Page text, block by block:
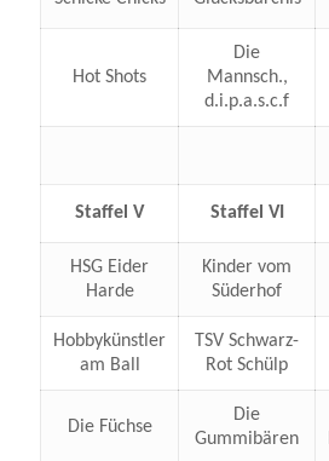
Hot Shots
Die
Mannsch.,
d.i.p.a.s.c.f
Staffel V Staffel VI
HSG Eider
Harde
Kinder vom
Süderhof
Hobbykünstler
am Ball
TSV Schwarz-
Rot Schülp
Die Füchse
Die
Gummibären